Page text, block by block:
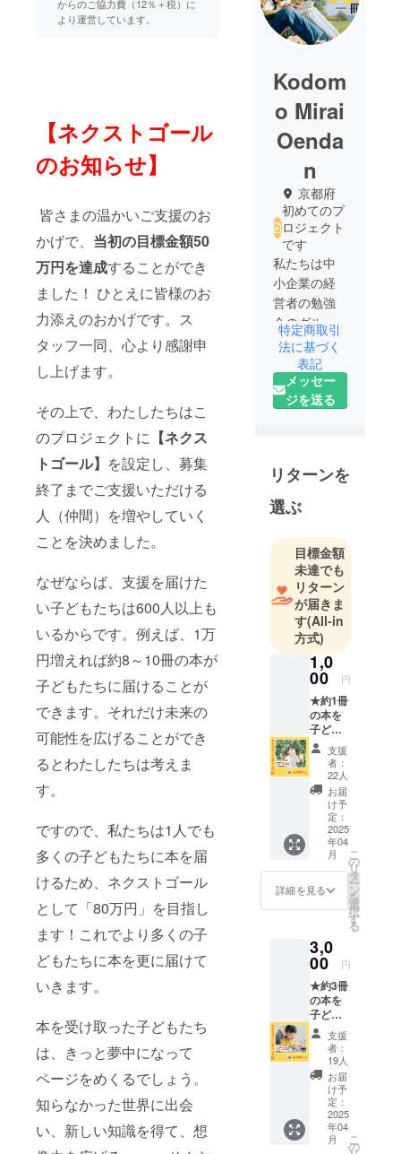
からのご協力費（12％＋税）に
より運営しています。
【ネクストゴール
のお知らせ】
皆さまの温かいご支援のお
かげで、 当初の目標金額50
万円を達成することができ
ました！ ひとえに皆様のお
力添えのおかげです。ス
タッフ一同、心より感謝申
し上げます。
その上で、わたしたちはこ
のプロジェクトに 【ネクス
トゴール】 を設定し、募集
終了までご支援いただける
人（仲間）を増やしていく
ことを決めました。
なぜならば、支援を届けた
い子どもたちは600人以上も
いるからです。例えば、1万
円増えれば約8～10冊の本が
子どもたちに届けることが
できます。それだけ未来の
可能性を広げることができ
るとわたしたちは考えま
す。
ですので、私たちは1人でも
多くの子どもたちに本を届
けるため、ネクストゴール
として「80万円」を目指し
ます！これでより多くの子
どもたちに本を更に届けて
いきます。
本を受け取った子どもたち
は、きっと夢中になって
ページをめくるでしょう。
知らなかった世界に出会
い、新しい知識を得て、想
Kodom
o Mirai
Oenda
n
京都府
初めてのプ
ロジェクト
です
私たちは中
小企業の経
営者の勉強
会のグルー
プで「こど
も未来応援
団」という
有志一同で
私たちは
「子どもた
ちの未来を
照らす大
人」をコン
セプトに活
動をしてい
ます。豊か
な日本を作
り上げてく
れた前の世
代から受け
取ったバト
ンを私たち
と一緒に、
この少子化
の時代に次
の世代を創
る子どもた
ちに渡して
いきません
か？そんな
気持ちを
と一緒に教
育を受ける
環境を少し
でも与えて
あげるきっ
かけを作り
たいと思っ
す。是非、
この機会に
特定商取引
法に基づく
表記
メッセー
ジを送る
リターンを
選ぶ
目標金額
未達でも
リターン
が届きま
す(All-in
方式)
1,0
00 円
★約1冊
の本を
子ども
たちの
元に届
けるこ
とがで
きます
礼の
メッ
セー
ジ】 感
謝の気
持ちを
込め
礼の
メッ
セージ
をお送
りしま
す。
※3,000
円コー
ス・
5,000円
コー
ス・
10,000
円コー
ス・
支援
者：
22人
お届
け予
定：
2025
年04
月
詳細を見る
こ
の
リ
タ
ー
ン
を
選
択
す
る
3,0
00 円
★約3冊
の本を
子ども
たちの
元に届
けるこ
とがで
きます
★ 【お
礼の
メッ
セー
支援
者：
19人
お届
け予
定：
2025
年04
月
こ
の